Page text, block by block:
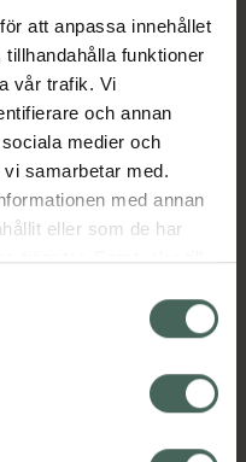
att anpassa innehållet
funktioner
vår trafik. Vi
och annan
medier och
samarbetar med.
med annan
eller som de har
tjänster. Samtycke till
samtycke påverkar inte
innan återkallelsen.
Dölj
innan
hittar oss från Skåne i